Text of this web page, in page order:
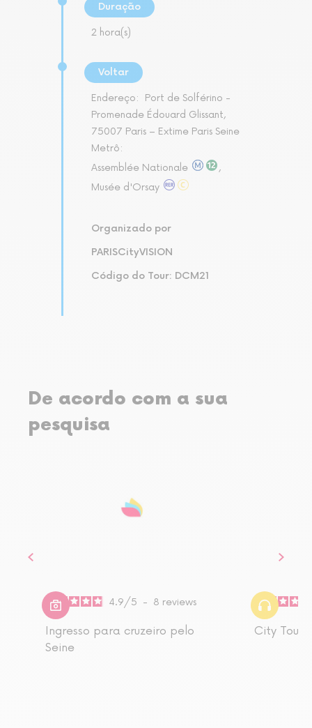
Duração
2 hora(s)
Voltar
Endereço:
Port de Solférino -
Promenade Édouard Glissant,
75007 Paris – Extime Paris Seine
Metrô:
Assemblée Nationale
,
Musée d'Orsay
Organizado por
PARISCityVISION
Código do Tour: DCM21
De acordo com a sua
pesquisa
4.9/5 - 8 reviews
Ingresso para cruzeiro pelo
Seine
City Tour